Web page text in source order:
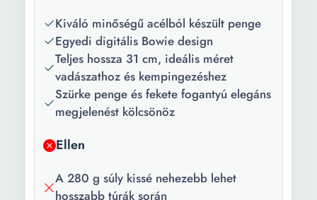
Hosszúság:
31 cm
Vastagság:
0.4 cm
Súly:
280 g
Kiváló minőségű acélból készült penge
Egyedi digitális Bowie design
Teljes hossza 31 cm, ideális méret
vadászathoz és kempingezéshez
Szürke penge és fekete fogantyú elegáns
megjelenést kölcsönöz
Ellen
A 280 g súly kissé nehezebb lehet
hosszabb túrák során